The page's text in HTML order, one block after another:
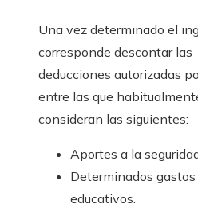
Una vez determinado el
corresponde descontar las
deducciones autorizadas
entre las que
consideran las siguientes:
Aportes a la
Determinados
educativos.